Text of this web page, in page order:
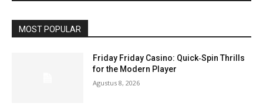
MOST POPULAR
Friday Friday Casino: Quick‑Spin Thrills
for the Modern Player
Agustus 8, 2026